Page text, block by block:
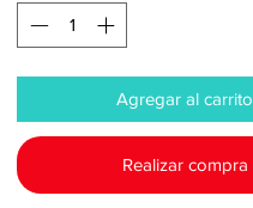
Agregar al carrito
Realizar compra